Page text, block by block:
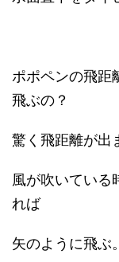
ポポペンの飛距
飛ぶの？
驚く飛距離が出
風が吹いている
れば
矢のように飛ぶ。